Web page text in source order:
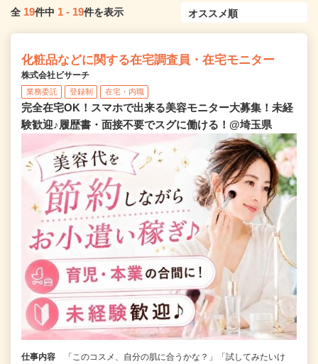
全 19件中 1 - 19件を表示
化粧品などに関する在宅調査員・在宅モニター
株式会社ビサーチ
業務委託 登録制 在宅・内職
完全在宅OK！スマホで出来る美容モニター大募集！未経
験歓迎♪履歴書・面接不要でスグに働ける！@埼玉県
仕事内容
「このコスメ、自分の肌に合うかな？」「試してみたいけ